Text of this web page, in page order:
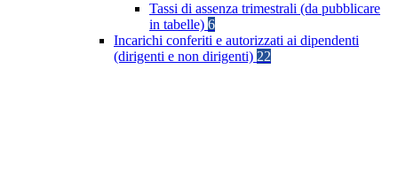
Tassi di assenza trimestrali (da pubblicare
in tabelle) 6
Incarichi conferiti e autorizzati ai dipendenti
(dirigenti e non dirigenti) 22